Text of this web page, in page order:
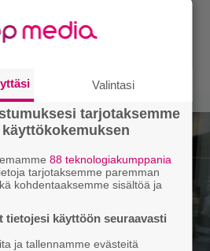
Salminen ja Satu
pääroolit vuoden
Valintasi
tarjotaksemme
88 teknologiakumppania
tarjotaksemme paremman
kohdentaaksemme sisältöä ja
tietojesi käyttöön seuraavasti
ja tallennamme evästeitä